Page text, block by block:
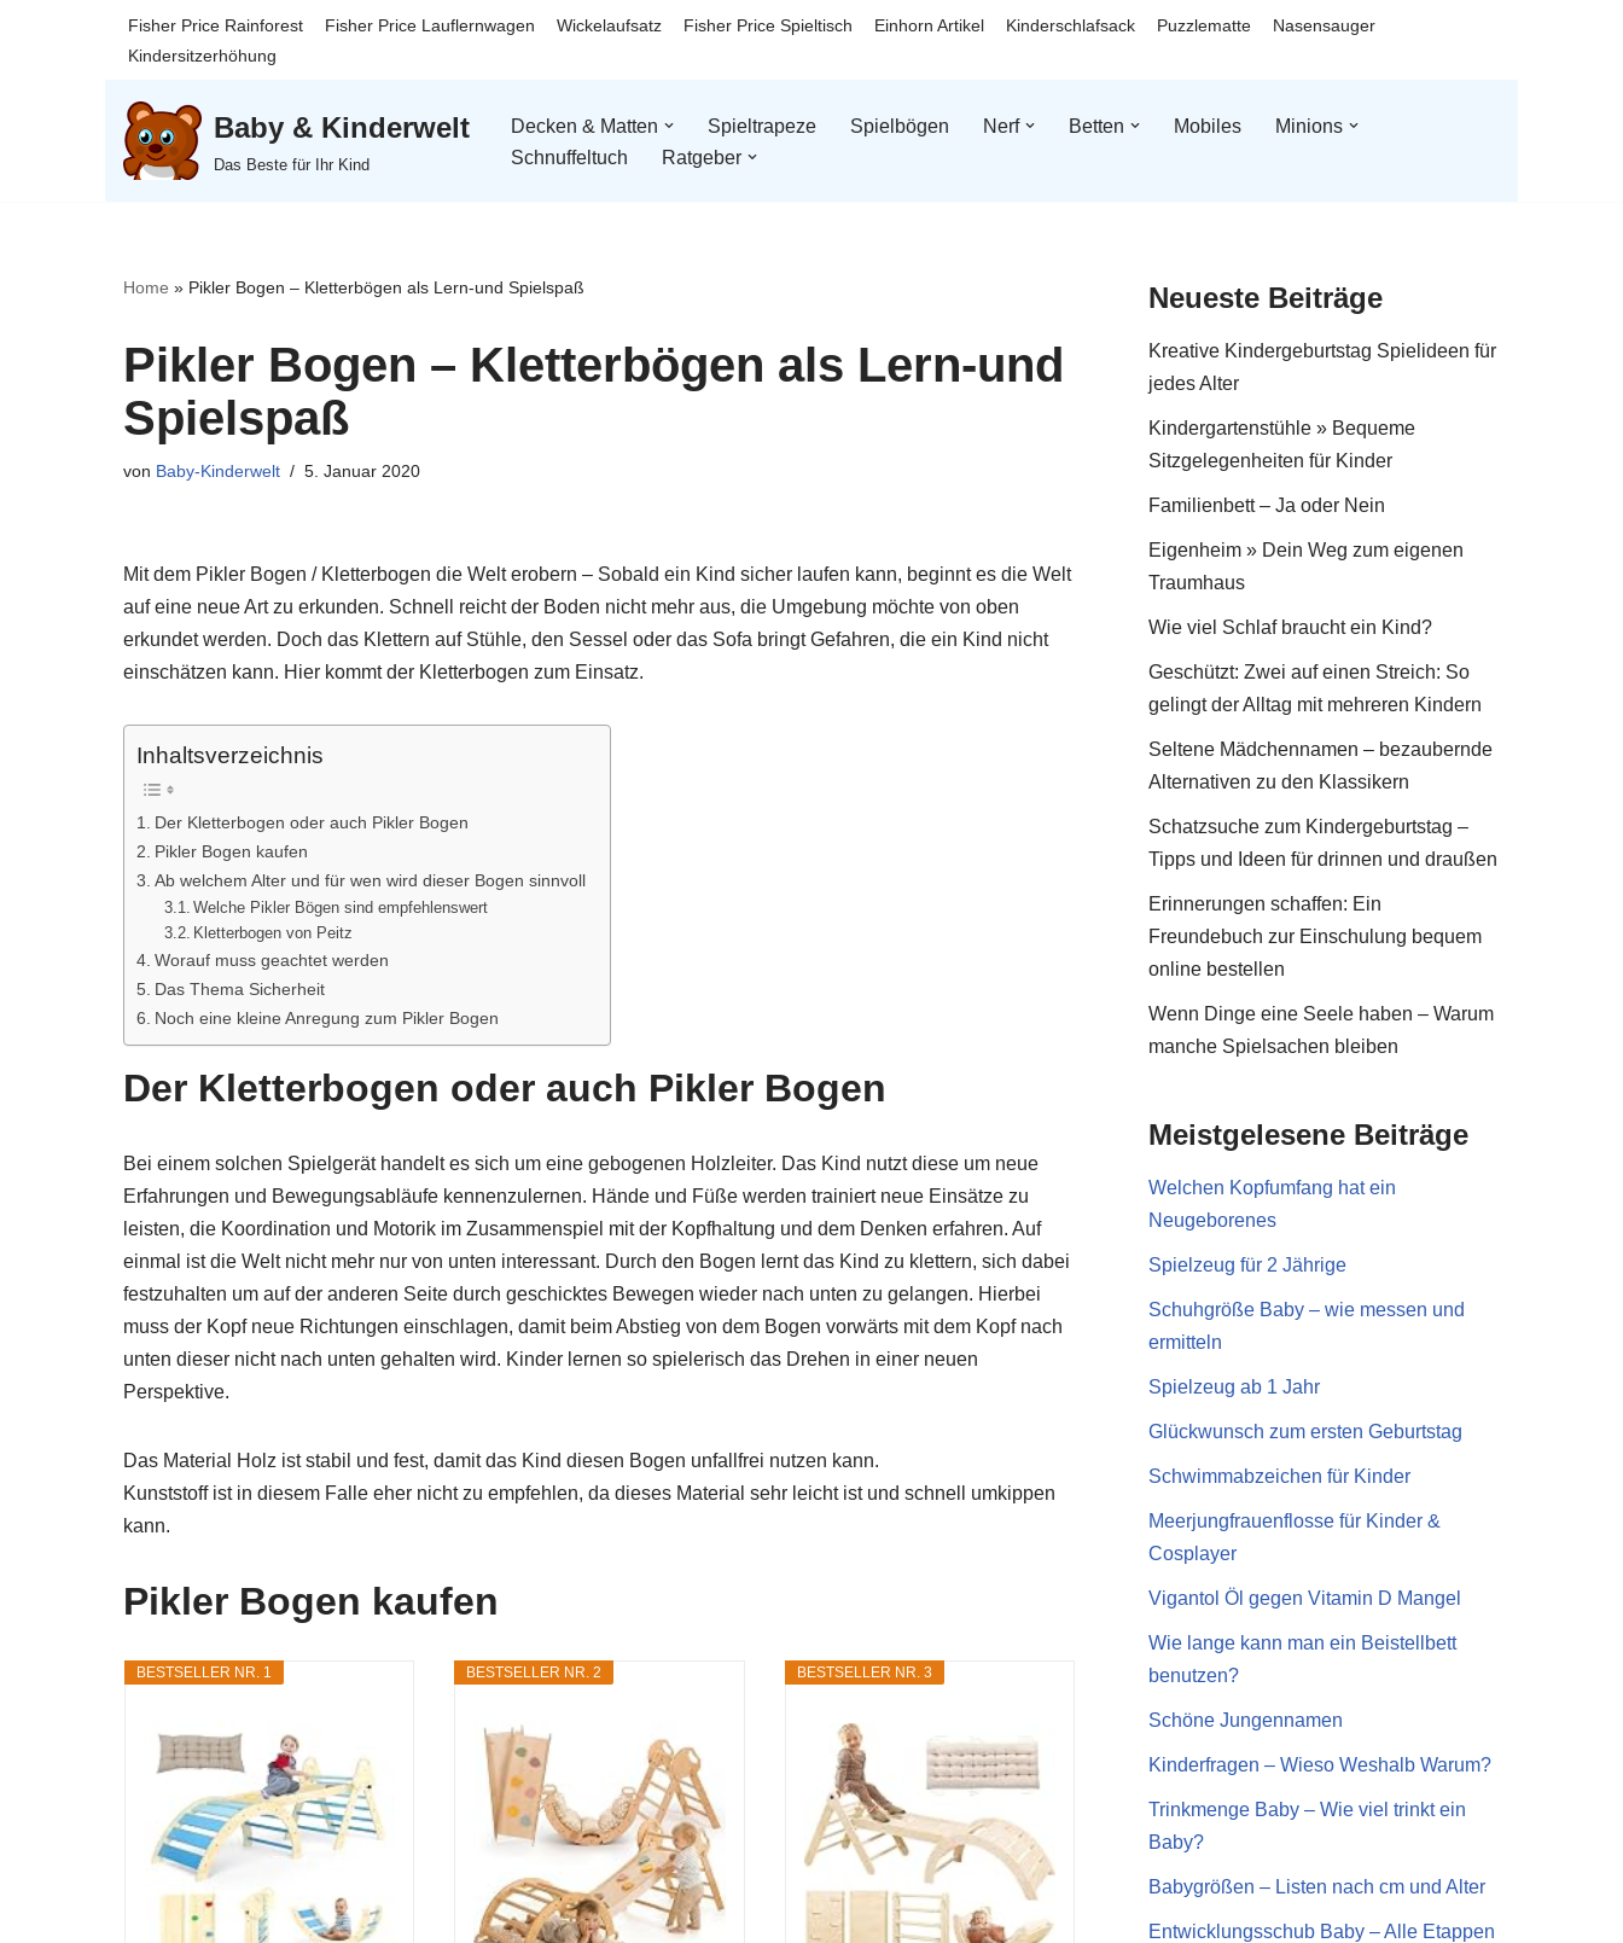
Fisher Price Rainforest Fisher Price Lauflernwagen Wickelaufsatz Fisher Price Spieltisch Einhorn Artikel Kinderschlafsack Puzzlematte
Nasensauger
Kindersitzerhöhung
Baby & Kinderwelt
Das Beste für Ihr Kind
Decken & Matten Spieltrapeze Spielbögen Nerf Betten Mobiles
Minions
Schnuffeltuch
Ratgeber
Home » Pikler Bogen – Kletterbögen als Lern-und Spielspaß
Pikler Bogen – Kletterbögen als Lern-und
Spielspaß
von Baby-Kinderwelt 5. Januar 2020
Mit dem Pikler Bogen / Kletterbogen die Welt erobern – Sobald ein Kind sicher laufen kann, beginnt es die Welt
auf eine neue Art zu erkunden. Schnell reicht der Boden nicht mehr aus, die Umgebung möchte von oben
erkundet werden. Doch das Klettern auf Stühle, den Sessel oder das Sofa bringt Gefahren, die ein Kind nicht
einschätzen kann. Hier kommt der Kletterbogen zum Einsatz.
Inhaltsverzeichnis
Der Kletterbogen oder auch Pikler Bogen
Pikler Bogen kaufen
Ab welchem Alter und für wen wird dieser Bogen sinnvoll
Welche Pikler Bögen sind empfehlenswert
Kletterbogen von Peitz
Worauf muss geachtet werden
Das Thema Sicherheit
Noch eine kleine Anregung zum Pikler Bogen
Der Kletterbogen oder auch Pikler Bogen
Bei einem solchen Spielgerät handelt es sich um eine gebogenen Holzleiter. Das Kind nutzt diese um neue
Erfahrungen und Bewegungsabläufe kennenzulernen. Hände und Füße werden trainiert neue Einsätze zu
leisten, die Koordination und Motorik im Zusammenspiel mit der Kopfhaltung und dem Denken erfahren. Auf
einmal ist die Welt nicht mehr nur von unten interessant. Durch den Bogen lernt das Kind zu klettern, sich dabei
festzuhalten um auf der anderen Seite durch geschicktes Bewegen wieder nach unten zu gelangen. Hierbei
muss der Kopf neue Richtungen einschlagen, damit beim Abstieg von dem Bogen vorwärts mit dem Kopf nach
unten dieser nicht nach unten gehalten wird. Kinder lernen so spielerisch das Drehen in einer neuen
Perspektive.
Das Material Holz ist stabil und fest, damit das Kind diesen Bogen unfallfrei nutzen kann.
Kunststoff ist in diesem Falle eher nicht zu empfehlen, da dieses Material sehr leicht ist und schnell umkippen
kann.
Pikler Bogen kaufen
BESTSELLER NR. 1 BESTSELLER NR. 2 BESTSELLER NR. 3
Neueste Beiträge
Kreative Kindergeburtstag Spielideen für
jedes Alter
Kindergartenstühle » Bequeme
Sitzgelegenheiten für Kinder
Familienbett – Ja oder Nein
Eigenheim » Dein Weg zum eigenen
Traumhaus
Wie viel Schlaf braucht ein Kind?
Geschützt: Zwei auf einen Streich: So
gelingt der Alltag mit mehreren Kindern
Seltene Mädchennamen – bezaubernde
Alternativen zu den Klassikern
Schatzsuche zum Kindergeburtstag –
Tipps und Ideen für drinnen und draußen
Erinnerungen schaffen: Ein
Freundebuch zur Einschulung bequem
online bestellen
Wenn Dinge eine Seele haben – Warum
manche Spielsachen bleiben
Meistgelesene Beiträge
Welchen Kopfumfang hat ein
Neugeborenes
Spielzeug für 2 Jährige
Schuhgröße Baby – wie messen und
ermitteln
Spielzeug ab 1 Jahr
Glückwunsch zum ersten Geburtstag
Schwimmabzeichen für Kinder
Meerjungfrauenflosse für Kinder &
Cosplayer
Vigantol Öl gegen Vitamin D Mangel
Wie lange kann man ein Beistellbett
benutzen?
Schöne Jungennamen
Kinderfragen – Wieso Weshalb Warum?
Trinkmenge Baby – Wie viel trinkt ein
Baby?
Babygrößen – Listen nach cm und Alter
Entwicklungsschub Baby – Alle Etappen